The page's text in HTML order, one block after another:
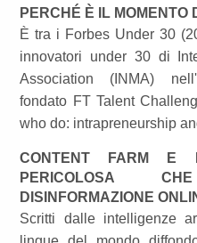
PERCHÉ È IL MOMENTO
È tra i Forbes Under 30
innovatori under 30 di
Association (INMA)
fondato FT Talent
who do: intrapreneurship
CONTENT FARM E
PERICOLOSA
DISINFORMAZIONE
Scritti dalle intelligenze